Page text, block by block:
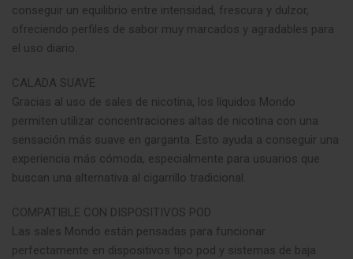
conseguir un equilibrio entre intensidad, frescura y dulzor,
ofreciendo perfiles de sabor muy marcados y agradables para
el uso diario.
CALADA SUAVE
Gracias al uso de sales de nicotina, los líquidos Mondo
permiten utilizar concentraciones altas de nicotina con una
sensación más suave en garganta. Esto ayuda a conseguir una
experiencia más cómoda, especialmente para usuarios que
buscan una alternativa al cigarrillo tradicional.
COMPATIBLE CON DISPOSITIVOS POD
Las sales Mondo están pensadas para funcionar
perfectamente en dispositivos tipo pod y sistemas de baja